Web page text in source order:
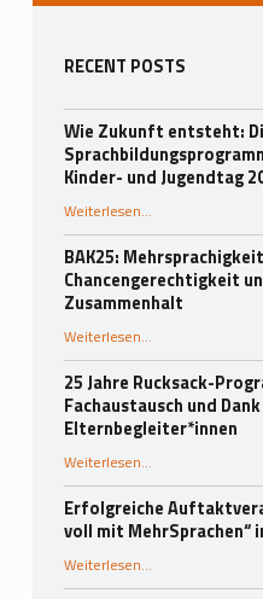
Seitenleiste
RECENT POSTS
Wie Zukunft entsteht:
Kinder- und Jugendtag
Weiterlesen“Wie Zukunft entsteht: Die Sprachbildungsprogramme auf dem Deutschen Kinder- und Jugendtag 2025”
…
BAK25:
Chancengerechtigkeit
Zusammenhalt
Weiterlesen“BAK25: Mehrsprachigkeit als Schlüssel für Chancengerechtigkeit und gesellschaftlichen Zusammenhalt”
…
25 Jahre Rucksack-
Fachaustausch und
Elternbegleiter*innen
Weiterlesen“25 Jahre Rucksack-Programm in Essen: Fachaustausch und Dank an die
…
Erfolgreiche
voll mit MehrSprachen“
Weiterlesen“Erfolgreiche Auftaktveranstaltung „Ein Rucksack voll mit MehrSprachen“ in Bremen”
…